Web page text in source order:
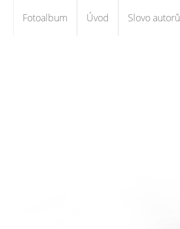
Fotoalbum Úvod Slovo autorů